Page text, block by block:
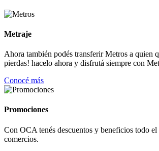
Metraje
Ahora también podés transferir Metros a quien
pierdas! hacelo ahora y disfrutá siempre con
Conocé más
Promociones
Con OCA tenés descuentos y beneficios todo el
comercios.